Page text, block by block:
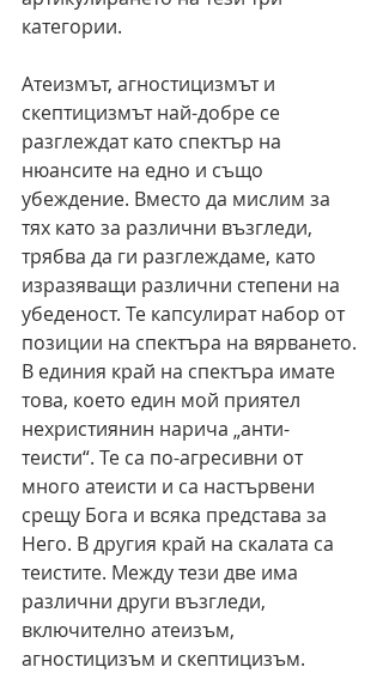
категории.
Атеизмът, агностицизмът и
скептицизмът най-добре се
разглеждат като спектър на
нюансите на едно и също
убеждение. Вместо да мислим за
тях като за различни възгледи,
трябва да ги разглеждаме, като
изразяващи различни степени на
убеденост. Те капсулират набор от
позиции на спектъра на вярването.
В единия край на спектъра имате
това, което един мой приятел
нехристиянин нарича „анти-
теисти“. Те са по-агресивни от
много атеисти и са настървени
срещу Бога и всяка представа за
Него. В другия край на скалата са
теистите. Между тези две има
различни други възгледи,
включително атеизъм,
агностицизъм и скептицизъм.